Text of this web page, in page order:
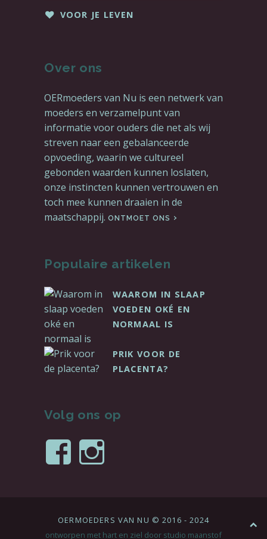
VOOR JE LEVEN
Over ons
OERmoeders van Nu is een netwerk van
moeders en verzamelpunt van
informatie voor ouders die net als wij
streven naar een gebalanceerde
opvoeding, waarin we cultureel
gebonden waarden kunnen loslaten,
onze instincten kunnen vertrouwen en
toch mee kunnen draaien in de
maatschappij. ONTMOET ONS
Populaire artikelen
WAAROM IN SLAAP
VOEDEN OKÉ EN
NORMAAL IS
PRIK VOOR DE
PLACENTA?
Volg ons op
Bekijk
profiel
OERMOEDERS VAN NU © 2016 - 2024
ontworpen met hart en ziel door studio maanstof
naar